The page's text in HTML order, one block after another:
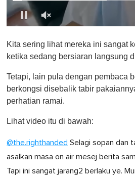
f
1
n
u
e
0
Kita sering lihat mereka ini sangat
ketika sedang bersiaran langsung
Tetapi, lain pula dengan pembaca
berkongsi disebalik tabir
perhatian ramai.
Lihat video itu di bawah:
@the.righthanded Selagi sopan dan
asalkan masa on air mesej berita
Tapi ini sangat jarang2 berlaku ye.